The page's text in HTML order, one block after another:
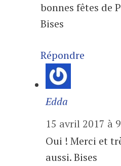
bonnes fêtes de
Bises
Répondre
Edda
15 avril 2017 à
Oui ! Merci et
aussi. Bises